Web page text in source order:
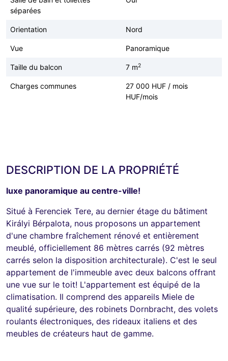
séparées
Orientation Nord
Vue Panoramique
Taille du balcon 7 m2
Charges communes
27 000 HUF / mois
HUF/mois
DESCRIPTION DE LA PROPRIÉTÉ
luxe panoramique au centre-ville!
Situé à Ferenciek Tere, au dernier étage du bâtiment
Királyi Bérpalota, nous proposons un appartement
d'une chambre fraîchement rénové et entièrement
meublé, officiellement 86 mètres carrés (92 mètres
carrés selon la disposition architecturale). C'est le seul
appartement de l'immeuble avec deux balcons offrant
une vue sur le toit! L'appartement est équipé de la
climatisation. Il comprend des appareils Miele de
qualité supérieure, des robinets Dornbracht, des volets
roulants électroniques, des rideaux italiens et des
meubles de créateurs haut de gamme.